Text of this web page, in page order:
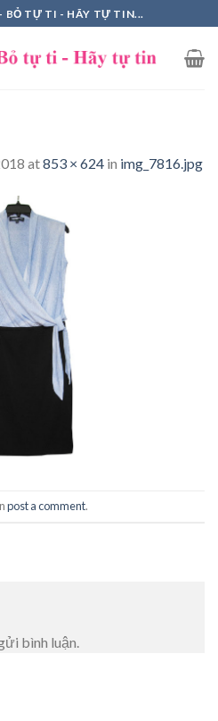
BỎ TỰ TI - HÃY TỰ TIN...
at853 × 624 in img_7816.jpg
post a comment.
bình luận.